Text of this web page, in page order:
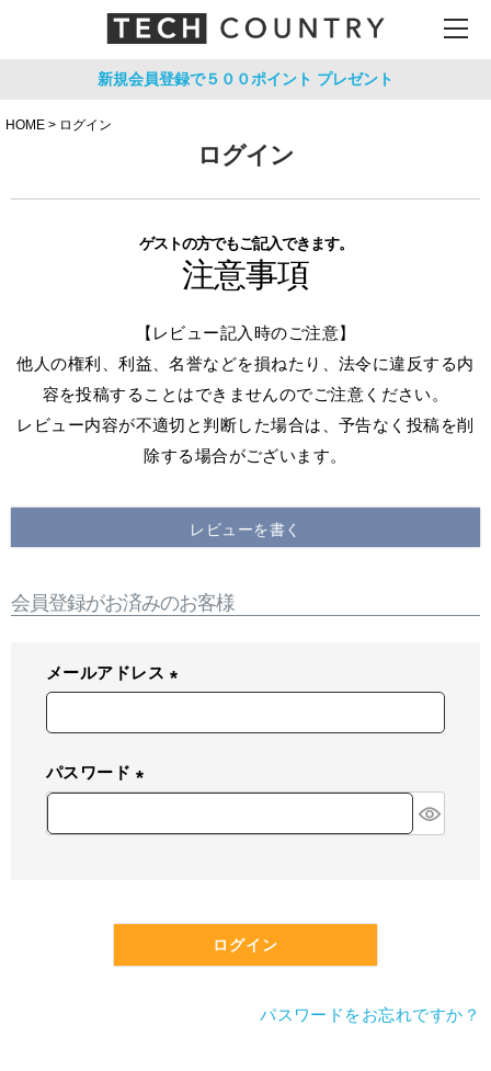
新規会員登録で５００ポイント プレゼント
HOME ログイン
ログイン
ゲストの方でもご記入できます。
注意事項
【レビュー記入時のご注意】
他人の権利、利益、名誉などを損ねたり、法令に違反する内
容を投稿することはできませんのでご注意ください。
レビュー内容が不適切と判断した場合は、予告なく投稿を削
除する場合がございます。
レビューを書く
会員登録がお済みのお客様
メールアドレス
必
パスワード
必
ログイン
パスワードをお忘れですか？